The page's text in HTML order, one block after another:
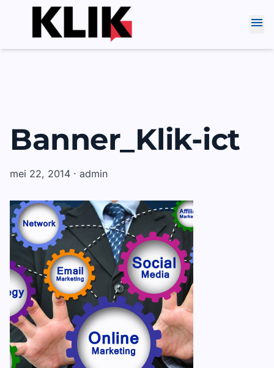
content
menu
Banner_Klik-ict
mei 22, 2014 · admin